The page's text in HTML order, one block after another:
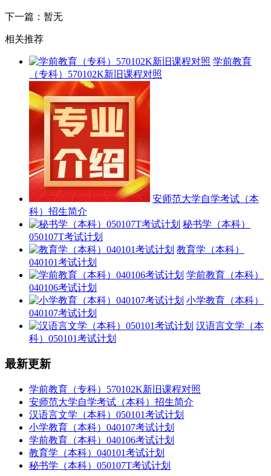
下一篇：暂无
相关推荐
学前教育
（专科）570102K新旧课程对照
安师范大学自学考试（本
科）招生简介
秘书学（本科）
050107T考试计划
教育学（本科）
040101考试计划
学前教育（本科）
040106考试计划
小学教育（本科）
040107考试计划
汉语言文学（本
科）050101考试计划
最新更新
学前教育（专科）570102K新旧课程对照
安师范大学自学考试（本科）招生简介
汉语言文学（本科）050101考试计划
小学教育（本科）040107考试计划
学前教育（本科）040106考试计划
教育学（本科）040101考试计划
秘书学（本科）050107T考试计划